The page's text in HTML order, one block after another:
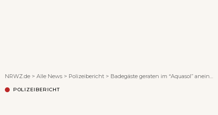
NRWZ.de > Alle News > Polizeibericht > Badegäste geraten im “Aquasol” aneinander
POLIZEIBERICHT